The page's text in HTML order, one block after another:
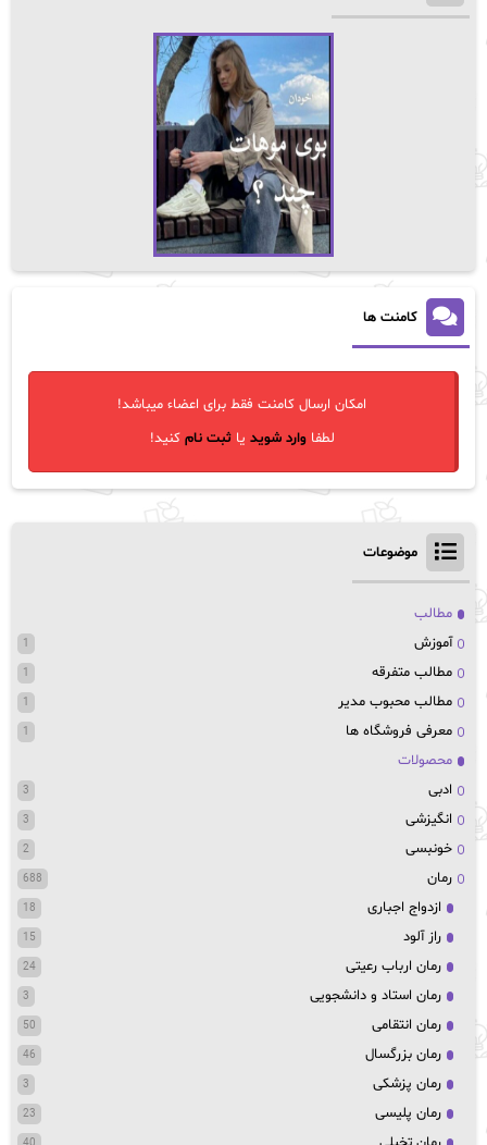
کامنت ها
امکان ارسال کامنت فقط برای اعضاء میباشد!
لطفاوارد شوید یاثبت نام کنید!
موضوعات
مطالب
آموزش
1
مطالب متفرقه 1
مطالب محبوب مدیر 1
معرفی فروشگاه ها 1
محصولات
ادبی
3
انگیزشی 3
خونبسی 2
رمان 688
ازدواج اجباری 18
راز آلود 15
رمان ارباب رعیتی 24
رمان استاد و دانشجویی 3
رمان انتقامی 50
رمان بزرگسال 46
رمان پزشکی 3
رمان پلیسی 23